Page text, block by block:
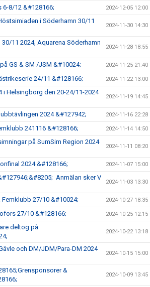
6-8/12 &#128166; 2024-12-05 12:00
i Söderhamn 30/11
2024-11-30 14:30
11 2024, Aquarena Söderhamn
2024-11-28 18:55
GS & SM /JSM &#10024; 2024-11-25 21:40
24/11 &#128166; 2024-11-22 13:00
i Helsingborg den 20-24/11-2024
2024-11-19 14:45
2024 &#127942; 2024-11-16 22:28
241116 &#128166; 2024-11-14 14:50
på SumSim Region 2024
2024-11-11 08:20
2024 &#128166; 2024-11-07 15:00
Anmälan sker V
2024-11-03 13:30
27/10 &#10024; 2024-10-27 18:35
27/10 &#128166; 2024-10-25 12:15
deltog på
2024-10-22 13:18
och DM/JDM/Para-DM 2024
2024-10-15 15:00
&
2024-10-09 13:45